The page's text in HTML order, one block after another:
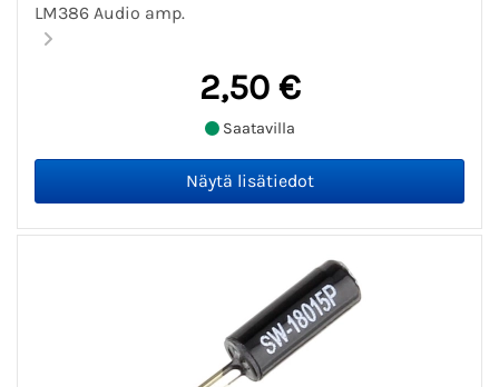
LM386 Audio amp.
2,50 €
Saatavilla